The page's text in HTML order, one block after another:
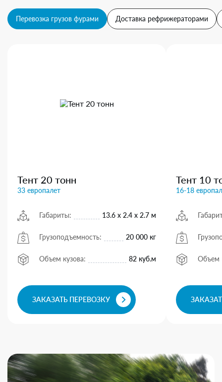
Перевозка грузов фурами Доставка рефрижераторами
Тент 20 тонн
33 европалет
Габариты: 13.6 х 2.4 х 2.7 м
Грузоподъемность: 20 000 кг
Объем кузова: 82 куб.м
ЗАКАЗАТЬ ПЕРЕВОЗКУ
Тент 10
16-18
Объем